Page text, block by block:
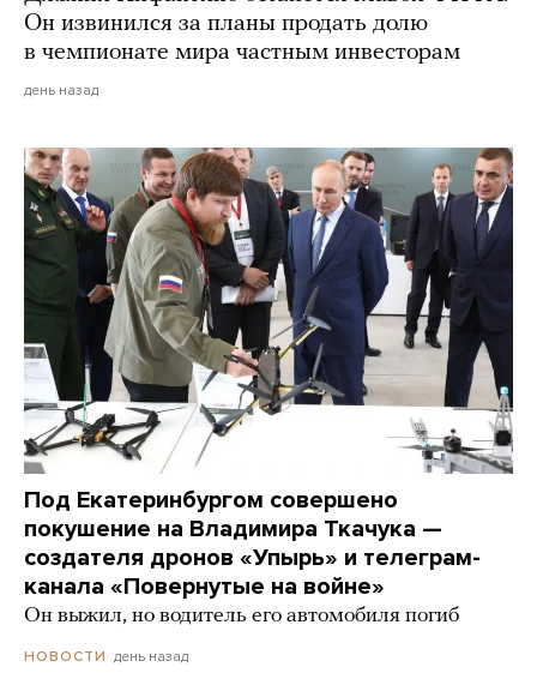
Он извинился за планы продать долю
в чемпионате мира частным инвесторам
день назад
Под Екатеринбургом совершено
покушение на Владимира Ткачука —
создателя дронов «Упырь» и телеграм-
канала «Повернутые на войне»
Он выжил, но водитель его автомобиля погиб
НОВОСТИ день назад